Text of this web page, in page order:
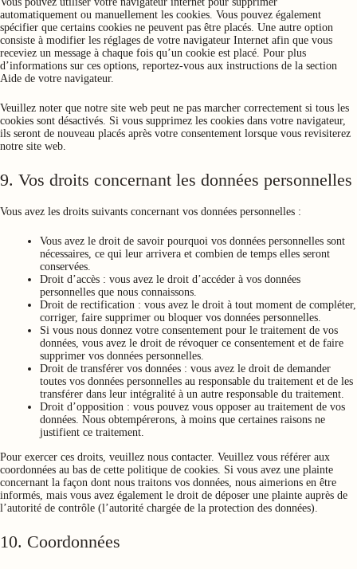
automatiquement ou manuellement les cookies. Vous pouvez également
spécifier que certains cookies ne peuvent pas être placés. Une autre option
consiste à modifier les réglages de votre navigateur Internet afin que vous
receviez un message à chaque fois qu’un cookie est placé. Pour plus
d’informations sur ces options, reportez-vous aux instructions de la section
Aide de votre navigateur.
Veuillez noter que notre site web peut ne pas marcher correctement si tous les
cookies sont désactivés. Si vous supprimez les cookies dans votre navigateur,
ils seront de nouveau placés après votre consentement lorsque vous revisiterez
notre site web.
9. Vos droits concernant les données personnelles
Vous avez les droits suivants concernant vos données personnelles :
Vous avez le droit de savoir pourquoi vos données personnelles sont
nécessaires, ce qui leur arrivera et combien de temps elles seront
conservées.
Droit d’accès : vous avez le droit d’accéder à vos données
personnelles que nous connaissons.
Droit de rectification : vous avez le droit à tout moment de compléter,
corriger, faire supprimer ou bloquer vos données personnelles.
Si vous nous donnez votre consentement pour le traitement de vos
données, vous avez le droit de révoquer ce consentement et de faire
supprimer vos données personnelles.
Droit de transférer vos données : vous avez le droit de demander
toutes vos données personnelles au responsable du traitement et de les
transférer dans leur intégralité à un autre responsable du traitement.
Droit d’opposition : vous pouvez vous opposer au traitement de vos
données. Nous obtempérerons, à moins que certaines raisons ne
justifient ce traitement.
Pour exercer ces droits, veuillez nous contacter. Veuillez vous référer aux
coordonnées au bas de cette politique de cookies. Si vous avez une plainte
concernant la façon dont nous traitons vos données, nous aimerions en être
informés, mais vous avez également le droit de déposer une plainte auprès de
l’autorité de contrôle (l’autorité chargée de la protection des données).
10. Coordonnées